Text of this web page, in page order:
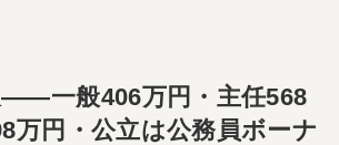
一般406万円・主任568
万円・公立は公務員ボーナ